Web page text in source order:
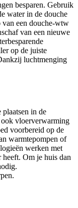
besparen. Gebruik
water in de douche
van een douche-wtw
van een nieuwe
op de juiste
luchtmenging
in de
ook vloerverwarming
voorbereid op de
warmtepompen of
werken met
heeft. Om je huis dan